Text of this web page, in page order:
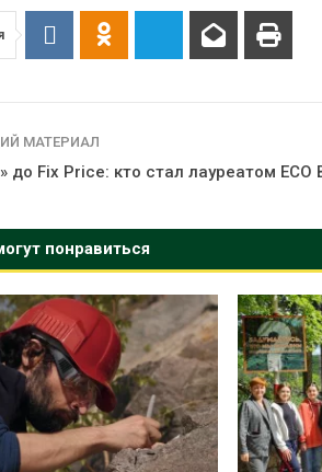
МАТЕРИАЛ
до Fix Price: кто стал лауреатом ECO
понравиться